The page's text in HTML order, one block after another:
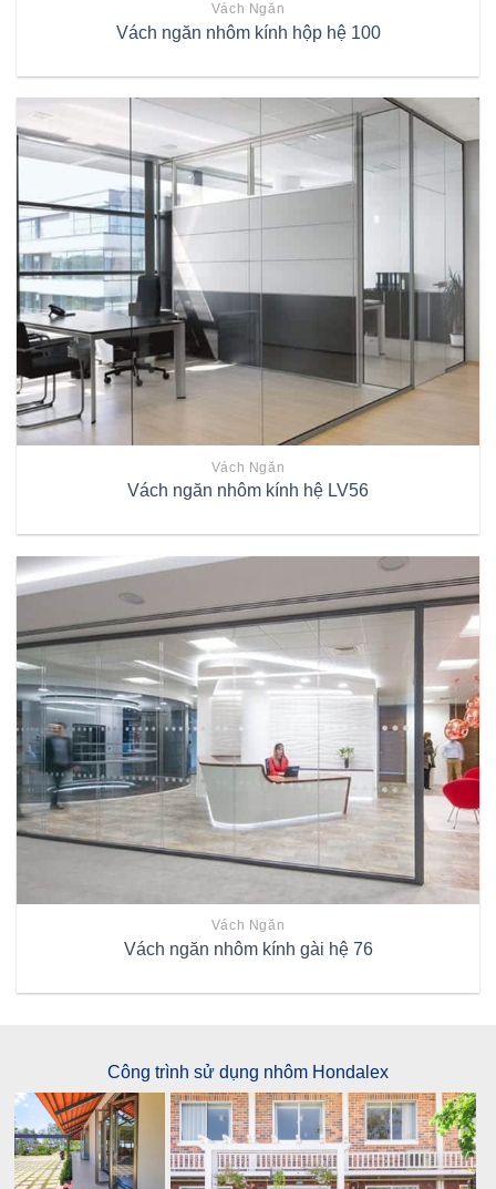
Vách Ngăn
Vách ngăn nhôm kính hộp hệ 100
Vách Ngăn
Vách ngăn nhôm kính hệ LV56
Vách Ngăn
Vách ngăn nhôm kính gài hệ 76
Công trình sử dụng nhôm Hondalex